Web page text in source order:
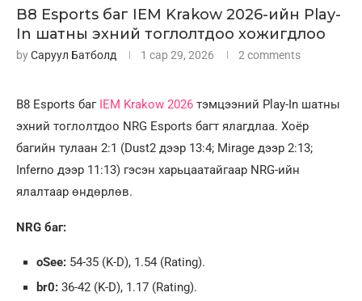
B8 Esports баг IEM Krakow 2026-ийн Play-
In шатны эхний тоглолтдоо хожигдлоо
byСаруул Батболд 1 сар 29, 2026 2 comments
B8 Esports баг IEM Krakow 2026 тэмцээний Play-In шатны
эхний тоглолтдоо NRG Esports багт ялагдлаа. Хоёр
багийн тулаан 2:1 (Dust2 дээр 13:4; Mirage дээр 2:13;
Inferno дээр 11:13) гэсэн харьцаатайгаар NRG-ийн
ялалтаар өндөрлөв.
NRG баг:
oSee: 54-35 (K-D), 1.54 (Rating).
br0: 36-42 (K-D), 1.17 (Rating).